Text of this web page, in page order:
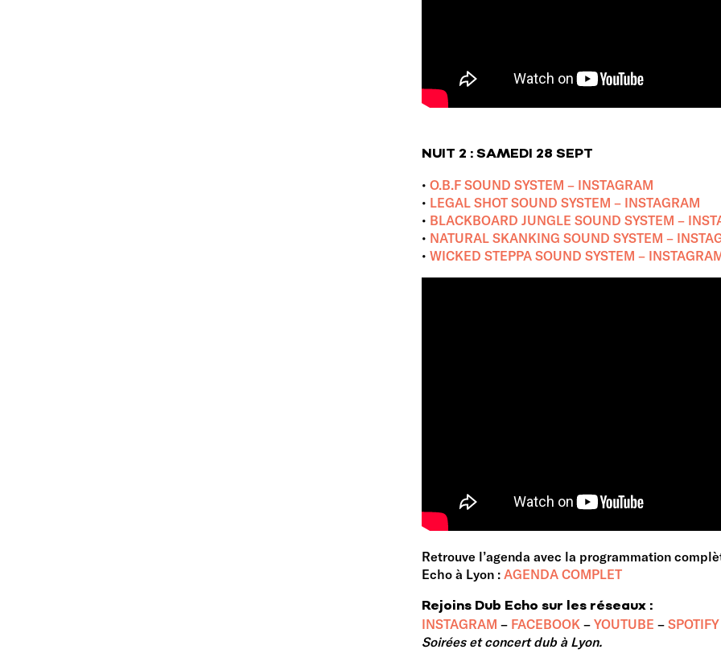
NUIT 2 : SAMEDI 28 SEPT
• O.B.F SOUND SYSTEM – INSTAGRAM
• LEGAL SHOT SOUND SYSTEM – INSTAGRAM
• BLACKBOARD JUNGLE SOUND SYSTEM –
• NATURAL SKANKING SOUND SYSTEM –
• WICKED STEPPA SOUND SYSTEM –
Retrouve l’agenda avec la programmation
Echo à Lyon : AGENDA COMPLET
Rejoins Dub Echo sur les réseaux :
INSTAGRAM – FACEBOOK – YOUTUBE – SPOTIFY
Soirées et concert dub à Lyon.